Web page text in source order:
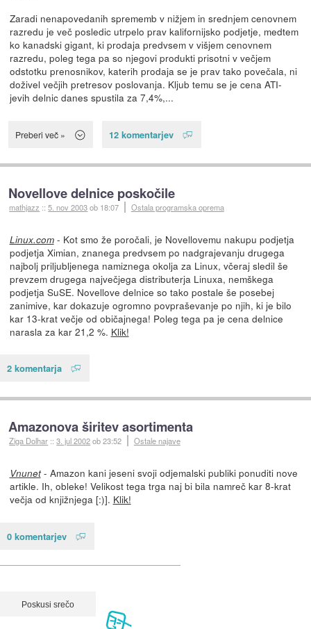
Zaradi nenapovedanih sprememb v nižjem in srednjem cenovnem
razredu je več posledic utrpelo prav kalifornijsko podjetje, medtem
ko kanadski gigant, ki prodaja predvsem v višjem cenovnem
razredu, poleg tega pa so njegovi produkti prisotni v večjem
odstotku prenosnikov, katerih prodaja se je prav tako povečala, ni
doživel večjih pretresov poslovanja. Kljub temu se je cena ATI-
jevih delnic danes spustila za 7,4%,...
Preberi več » 12 komentarjev
Novellove delnice poskočile
mathjazz ::5. nov 2003ob 18:07 Ostala programska oprema
Linux.com- Kot smo že poročali, je Novellovemu nakupu podjetja
podjetja Ximian, znanega predvsem po nadgrajevanju drugega
najbolj priljubljenega namiznega okolja za Linux, včeraj sledil še
prevzem drugega največjega distributerja Linuxa, nemškega
podjetja SuSE. Novellove delnice so tako postale še posebej
zanimive, kar dokazuje ogromno povpraševanje po njih, ki je bilo
kar 13-krat večje od običajnega! Poleg tega pa je cena delnice
narasla za kar 21,2 %. Klik!
2 komentarja
Amazonova širitev asortimenta
Ziga Dolhar ::3. jul 2002ob 23:52 Ostale najave
Vnunet- Amazon kani jeseni svoji odjemalski publiki ponuditi nove
artikle. Ih, obleke! Velikost tega trga naj bi bila namreč kar 8-krat
večja od knjižnjega [:)]. Klik!
0 komentarjev